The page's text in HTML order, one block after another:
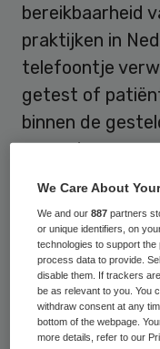
bereikbaarheid
praktijken in
telefoontje
getest of
binnen de
seconden een
bekend gemaakt.
De inspectie en
We Care About
We and our887 partners
or unique identifiers, on
technologies to support
process data to provide.
disable them. If trackers
be as relevant to you. You
withdraw consent at any
bottom of the webpage.
more details, refer to our